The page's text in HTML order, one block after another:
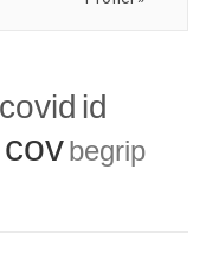
id
covbegrip